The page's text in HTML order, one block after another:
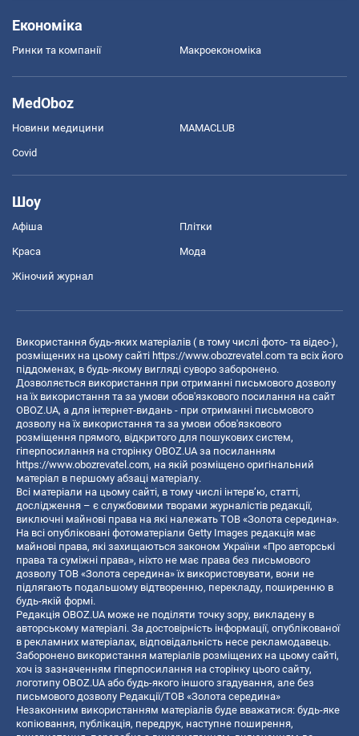
Економіка
Ринки та компанії Макроекономіка
MedOboz
Новини медицини MAMACLUB
Covid
Шоу
Афіша Плітки
Краса Мода
Жіночий журнал
Використання будь-яких матеріалів ( в тому числі фото- та відео-),
розміщених на цьому сайті https://www.obozrevatel.com та всіх його
піддоменах, в будь-якому вигляді суворо заборонено.
Дозволяється використання при отриманні письмового дозволу
на їх використання та за умови обов'язкового посилання на сайт
OBOZ.UA, а для інтернет-видань - при отриманні письмового
дозволу на їх використання та за умови обов'язкового
розміщення прямого, відкритого для пошукових систем,
гіперпосилання на сторінку OBOZ.UA за посиланням
https://www.obozrevatel.com, на якій розміщено оригінальний
матеріал в першому абзаці матеріалу.
Всі матеріали на цьому сайті, в тому числі інтерв’ю, статті,
дослідження – є службовими творами журналістів редакції,
виключні майнові права на які належать ТОВ «Золота середина».
На всі опубліковані фотоматеріали Getty Images редакція має
майнові права, які захищаються законом України «Про авторські
права та суміжні права», ніхто не має права без письмового
дозволу ТОВ «Золота середина» їх використовувати, вони не
підлягають подальшому відтворенню, перекладу, поширенню в
будь-якій формі.
Редакція OBOZ.UA може не поділяти точку зору, викладену в
авторському матеріалі. За достовірність інформації, опублікованої
в рекламних матеріалах, відповідальність несе рекламодавець.
Заборонено використання матеріалів розміщених на цьому сайті,
хоч із зазначенням гіперпосилання на сторінку цього сайту,
логотипу OBOZ.UA або будь-якого іншого згадування, але без
письмового дозволу Редакції/ТОВ «Золота середина»
Незаконним використанням матеріалів буде вважатися: будь-яке
копiювання, публiкацiя, передрук, наступне поширення,